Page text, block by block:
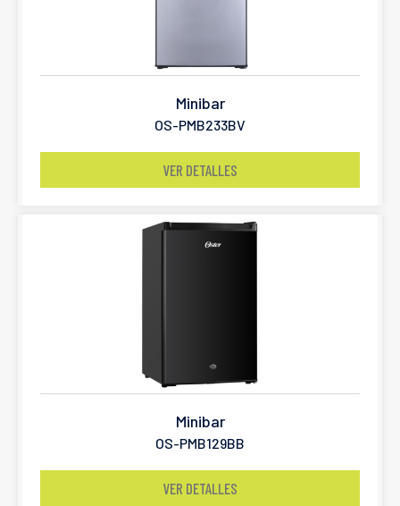
Minibar
OS-PMB233BV
VER DETALLES
Minibar
OS-PMB129BB
VER DETALLES